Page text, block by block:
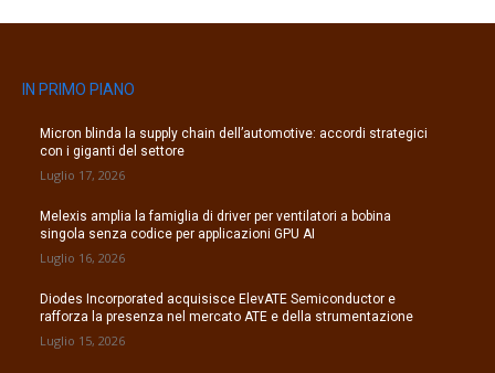
IN PRIMO PIANO
Micron blinda la supply chain dell’automotive: accordi strategici
con i giganti del settore
Luglio 17, 2026
Melexis amplia la famiglia di driver per ventilatori a bobina
singola senza codice per applicazioni GPU AI
Luglio 16, 2026
Diodes Incorporated acquisisce ElevATE Semiconductor e
rafforza la presenza nel mercato ATE e della strumentazione
Luglio 15, 2026